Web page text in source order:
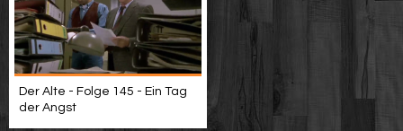
Der Alte - Folge 145 - Ein Tag
der Angst